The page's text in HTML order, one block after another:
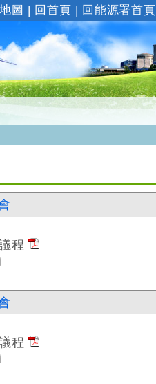
圖 | 回首頁 | 回能源署首頁
程
程